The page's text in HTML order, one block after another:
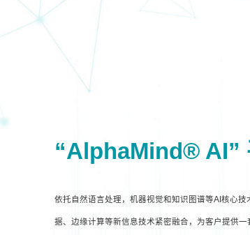
“AlphaMind® AI”
依托自然语言处理，机器视觉和知识图谱等AI核心
据、边缘计算等新信息技术紧密融合，为客户提供